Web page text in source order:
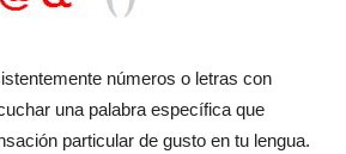
números o letras con
una palabra específica que
particular de gusto en tu lengua.